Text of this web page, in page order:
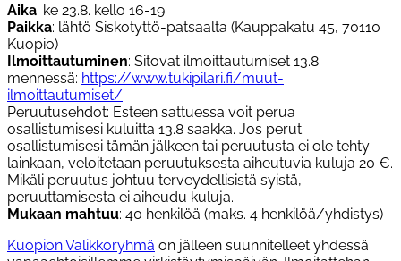
Aika: ke 23.8. kello 16-19
Paikka: lähtö Siskotyttö-patsaalta (Kauppakatu 45, 70110
Kuopio)
Ilmoittautuminen: Sitovat ilmoittautumiset 13.8.
mennessä: https://www.tukipilari.fi/muut-
ilmoittautumiset/
Peruutusehdot: Esteen sattuessa voit perua
osallistumisesi kuluitta 13.8 saakka. Jos perut
osallistumisesi tämän jälkeen tai peruutusta ei ole tehty
lainkaan, veloitetaan peruutuksesta aiheutuvia kuluja 20 €.
Mikäli peruutus johtuu terveydellisistä syistä,
peruuttamisesta ei aiheudu kuluja.
Mukaan mahtuu: 40 henkilöä (maks. 4 henkilöä/yhdistys)
Kuopion Valikkoryhmä on jälleen suunnitelleet yhdessä